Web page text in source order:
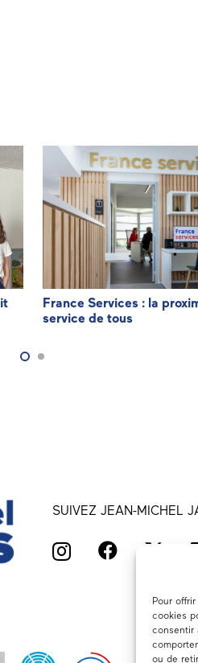
Pour
cookies
consentir
ou de
France Services : la
service de tous
SUIVEZ JEAN-MICHEL